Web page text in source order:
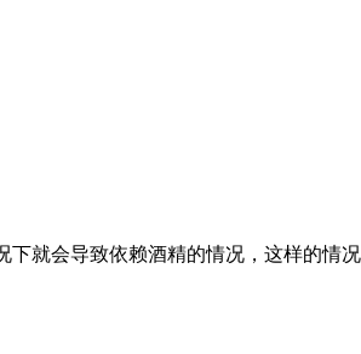
就会导致依赖酒精的情况，这样的情